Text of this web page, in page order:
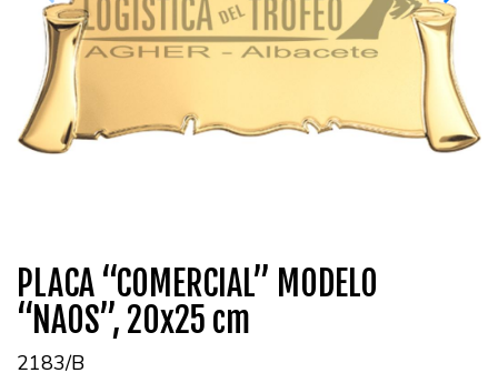
PLACA “COMERCIAL” MODELO
“NAOS”, 20x25 cm
2183/B